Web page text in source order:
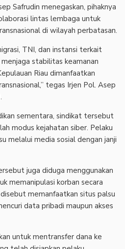
Safrudin menegaskan, pihaknya
lintas lembaga untuk
di wilayah perbatasan.
TNI, dan instansi terkait
stabilitas keamanan
Riau dimanfaatkan
tegas Irjen Pol. Asep
sementara, sindikat tersebut
modus kejahatan siber. Pelaku
melalui media sosial dengan janji
juga diduga menggunakan
memanipulasi korban secara
memanfaatkan situs palsu
data pribadi maupun akses
untuk mentransfer dana ke